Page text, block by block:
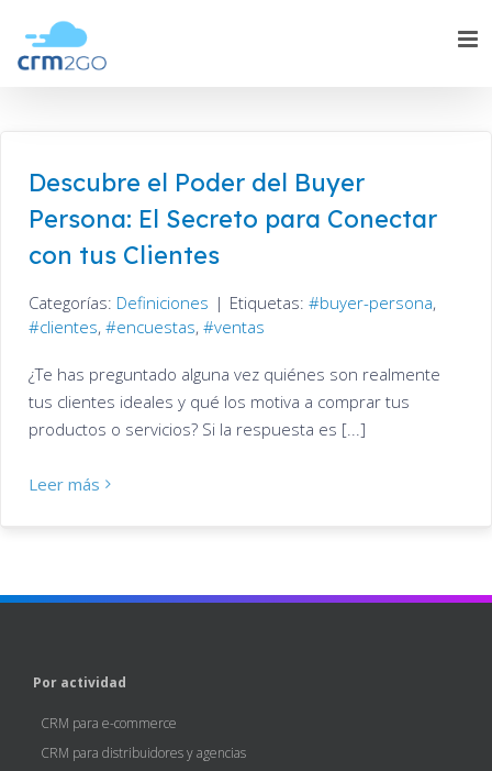
content
Descubre el Poder del Buyer
Persona: El Secreto para Conectar
con tus Clientes
Categorías: Definiciones | Etiquetas: buyer-persona,
clientes, encuestas, ventas
¿Te has preguntado alguna vez quiénes son realmente
tus clientes ideales y qué los motiva a comprar tus
productos o servicios? Si la respuesta es [...]
Leer más
Por actividad
CRM para e-commerce
CRM para distribuidores y agencias